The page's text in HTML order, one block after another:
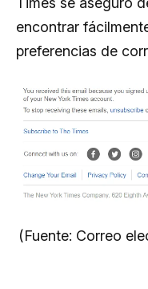
encontrar
preferencias de
(Fuente: Correo